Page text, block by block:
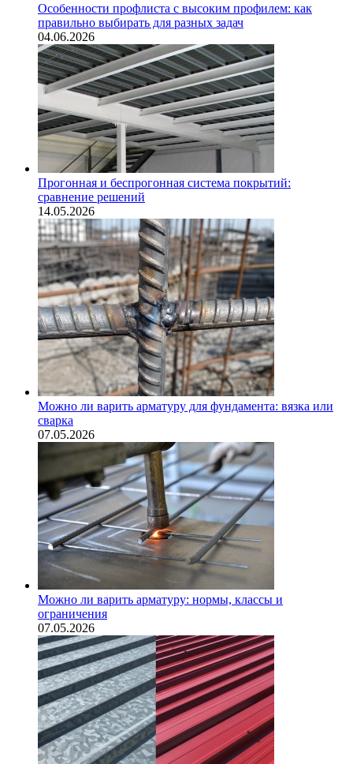
Особенности профлиста с высоким профилем: как
правильно выбирать для разных задач
04.06.2026
Прогонная и беспрогонная система покрытий:
сравнение решений
14.05.2026
Можно ли варить арматуру для фундамента: вязка или
сварка
07.05.2026
Можно ли варить арматуру: нормы, классы и
ограничения
07.05.2026